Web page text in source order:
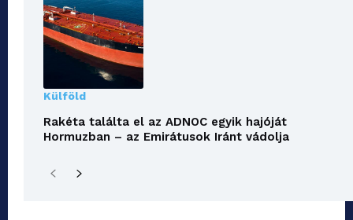
Külföld
Rakéta találta el az ADNOC egyik hajóját
Hormuzban – az Emirátusok Iránt vádolja